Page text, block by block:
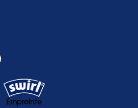
Empreinte